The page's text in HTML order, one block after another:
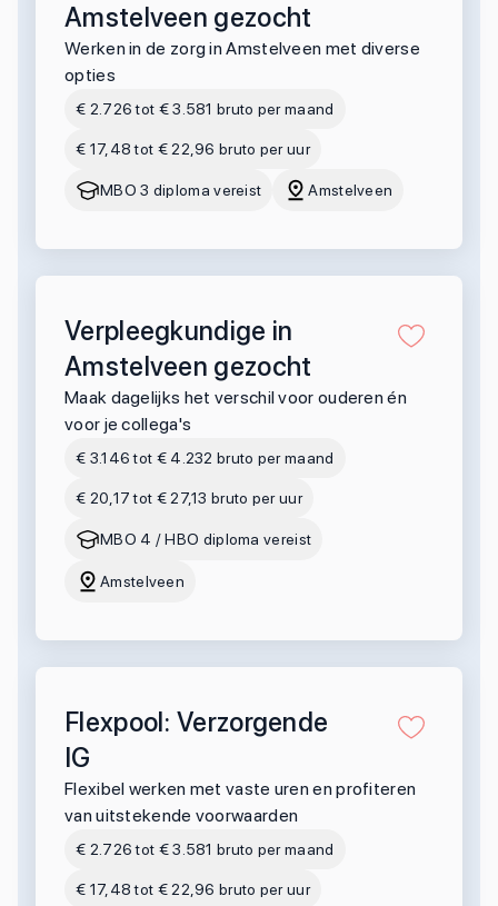
Amstelveen gezocht
Werken in de zorg in Amstelveen met diverse
opties
€ 2.726 tot € 3.581 bruto per maand
€ 17,48 tot € 22,96 bruto per uur
MBO 3 diploma vereist Amstelveen
Verpleegkundige in
Amstelveen gezocht
Maak dagelijks het verschil voor ouderen én
voor je collega's
€ 3.146 tot € 4.232 bruto per maand
€ 20,17 tot € 27,13 bruto per uur
MBO 4 / HBO diploma vereist
Amstelveen
Flexpool: Verzorgende
IG
Flexibel werken met vaste uren en profiteren
van uitstekende voorwaarden
€ 2.726 tot € 3.581 bruto per maand
€ 17,48 tot € 22,96 bruto per uur